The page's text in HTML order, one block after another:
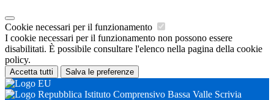
Cookie necessari per il funzionamento
I cookie necessari per il funzionamento non possono essere
disabilitati. È possibile consultare l'elenco nella pagina della cookie
policy.
Accetta tutti Salva le preferenze
Istituto Comprensivo Bassa Valle Scrivia